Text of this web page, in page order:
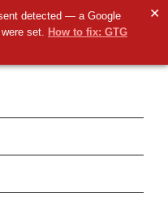
detected — a Google
set. How to fix: GTG
✕